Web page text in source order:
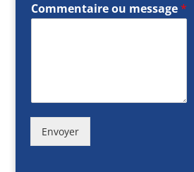
Commentaire ou message*
Envoyer